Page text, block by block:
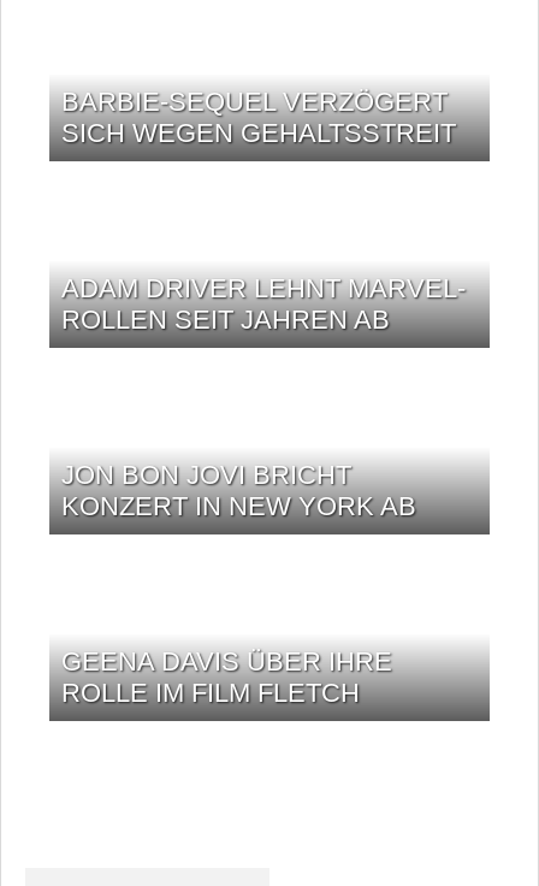
BARBIE-SEQUEL VERZÖGERT
SICH WEGEN GEHALTSSTREIT
ADAM DRIVER LEHNT MARVEL-
ROLLEN SEIT JAHREN AB
JON BON JOVI BRICHT
KONZERT IN NEW YORK AB
GEENA DAVIS ÜBER IHRE
ROLLE IM FILM FLETCH